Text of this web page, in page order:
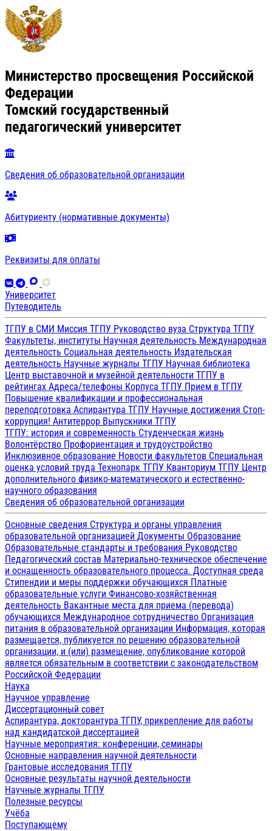
Министерство просвещения Российской
Федерации
Томский государственный
педагогический университет
Сведения об образовательной организации
Абитуриенту (нормативные документы)
Реквизиты для оплаты
Университет
Путеводитель
ТГПУ в СМИ Миссия ТГПУ Руководство вуза Структура ТГПУ
Факультеты, институты Научная деятельность Международная
деятельность Социальная деятельность Издательская
деятельность Научные журналы ТГПУ Научная библиотека
Центр выставочной и музейной деятельности ТГПУ в
рейтингах Адреса/телефоны Корпуса ТГПУ Прием в ТГПУ
Повышение квалификации и профессиональная
переподготовка Аспирантура ТГПУ Научные достижения Стоп-
коррупция! Антитеррор Выпускники ТГПУ
ТГПУ: история и современность Студенческая жизнь
Волонтёрство Профориентация и трудоустройство
Инклюзивное образование Новости факультетов Специальная
оценка условий труда Технопарк ТГПУ Кванториум ТГПУ Центр
дополнительного физико-математического и естественно-
научного образования
Сведения об образовательной организации
Основные сведения Структура и органы управления
образовательной организацией Документы Образование
Образовательные стандарты и требования Руководство
Педагогический состав Материально-техническое обеспечение
и оснащенность образовательного процесса. Доступная среда
Стипендии и меры поддержки обучающихся Платные
образовательные услуги Финансово-хозяйственная
деятельность Вакантные места для приема (перевода)
обучающихся Международное сотрудничество Организация
питания в образовательной организации Информация, которая
размещается, публикуется по решению образовательной
организации, и (или) размещение, опубликование которой
является обязательным в соответствии с законодательством
Российской Федерации
Наука
Научное управление
Диссертационный совет
Аспирантура, докторантура ТГПУ, прикрепление для работы
над кандидатской диссертацией
Научные мероприятия: конференции, семинары
Основные направления научной деятельности
Грантовые исследования ТГПУ
Основные результаты научной деятельности
Научные журналы ТГПУ
Полезные ресурсы
Учёба
Поступающему